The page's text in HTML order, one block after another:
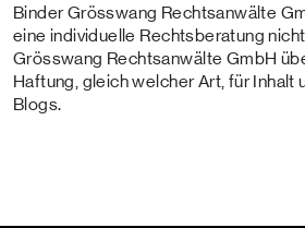
Binder Grösswang Rechtsanwälte
eine individuelle Rechtsberatung
Grösswang Rechtsanwälte GmbH
Haftung, gleich welcher Art, für Inhalt
Blogs.